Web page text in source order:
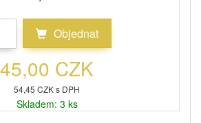
Objednat
45,00 CZK
54,45 CZK s DPH
Skladem: 3 ks